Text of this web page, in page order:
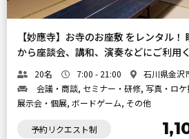
【妙應寺】お寺のお座敷 をレンタル
から座談会、講和、演奏などにご利用
20名 7:00 - 21:00
石川県金沢
会議・商談, セミナー・研修, 写真・ロ
展示会・個展, ボードゲーム, その他
予約リクエスト制